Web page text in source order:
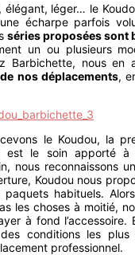
élégant, léger… le
écharpe parfois
séries proposées sont
un ou plusieurs
Barbichette, nous en
nos déplacements,
le Koudou, la
le soin apporté à
nous reconnaissons
Koudou nous
paquets habituels.
les choses à moitié,
à fond l’accessoire.
conditions les plus
professionnel.